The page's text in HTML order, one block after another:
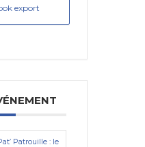
export
Patrouille : le